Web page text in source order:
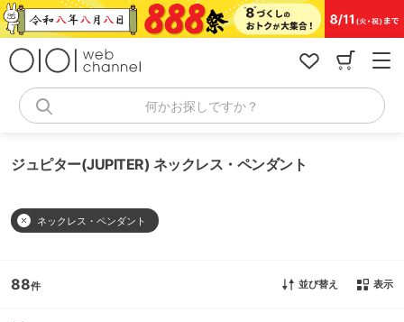
コ
ン
何かお探しですか？
ジュピター(JUPITER) ネックレス・ペンダント
ネックレス・ペンダント
88 並び替え 表示